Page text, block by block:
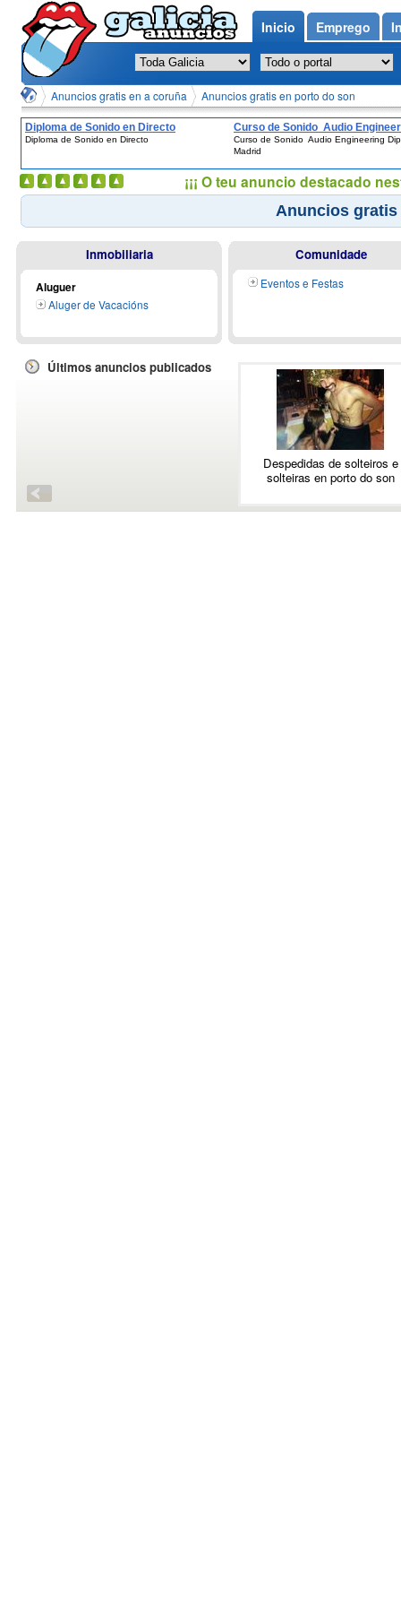
Anuncios gratis en a coruña Anuncios gratis en porto do son
Diploma de Sonido en Directo
Diploma de Sonido en Directo
Curso de Sonido  Audio
Diploma en Madrid
Curso de Sonido  Audio Engineering
Madrid
Anuncios gratis
Inmobiliaria
Aluguer
Aluger de Vacacións
Comunidade
Eventos e Festas
Últimos anuncios publicados
Despedidas de solteiros e
solteiras en porto do son
Inicio Emprego
¡¡¡ O teu anuncio destacado